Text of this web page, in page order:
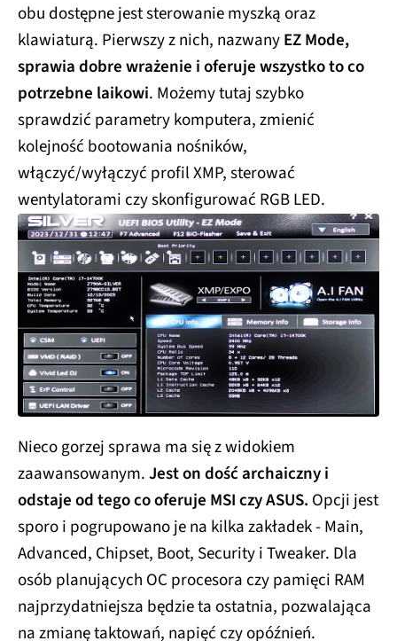
obu dostępne jest sterowanie myszką oraz
klawiaturą. Pierwszy z nich, nazwanyEZ Mode,
sprawia dobre wrażenie i oferuje wszystko to co
potrzebne laikowi. Możemy tutaj szybko
sprawdzić parametry komputera, zmienić
kolejność bootowania nośników,
włączyć/wyłączyć profil XMP, sterować
wentylatorami czy skonfigurować RGB LED.
Nieco gorzej sprawa ma się z widokiem
zaawansowanym.Jest on dość archaiczny i
odstaje od tego co oferuje MSI czy ASUS. Opcji jest
sporo i pogrupowano je na kilka zakładek - Main,
Advanced, Chipset, Boot, Security i Tweaker. Dla
osób planujących OC procesora czy pamięci RAM
najprzydatniejsza będzie ta ostatnia, pozwalająca
na zmianę taktowań, napięć czy opóźnień.